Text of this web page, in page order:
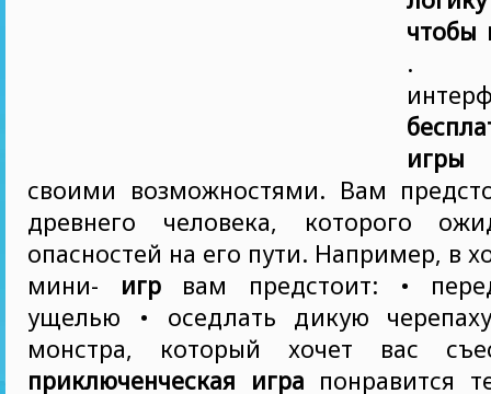
чтобы
.
игры
своими возможностями. Вам
древнего человека, которого
опасностей на его пути. Например, в
мини- игрвам предстоит: •
ущелью • оседлать дикую
монстра, который хочет вас
приключенческая игра понравится